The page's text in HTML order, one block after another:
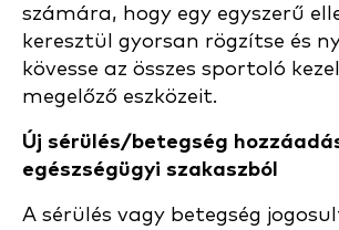
számára, hogy egy egyszerű
keresztül gyorsan rögzítse és
kövesse az összes sportoló
megelőző eszközeit.
Új sérülés/betegség
egészségügyi szakaszból
A sérülés vagy betegség